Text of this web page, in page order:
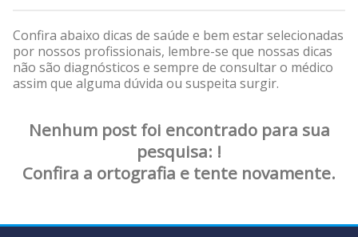
Confira abaixo dicas de saúde e bem estar selecionadas
por nossos profissionais, lembre-se que nossas dicas
não são diagnósticos e sempre de consultar o médico
assim que alguma dúvida ou suspeita surgir.
Nenhum post foi encontrado para sua
pesquisa: !
Confira a ortografia e tente novamente.